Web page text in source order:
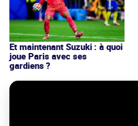
Et maintenant Suzuki : à quoi
joue Paris avec ses
gardiens ?